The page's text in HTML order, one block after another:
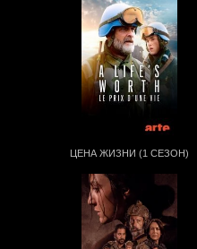
ЦЕНА ЖИЗНИ (1 СЕЗОН)